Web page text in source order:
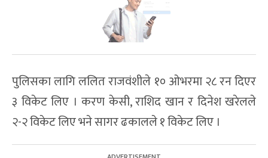
पुलिसका लागि ललित राजवंशीले १० ओभरमा २८ रन दिएर
३ विकेट लिए । करण केसी, राशिद खान र दिनेश खरेलले
२-२ विकेट लिए भने सागर ढकालले १ विकेट लिए ।